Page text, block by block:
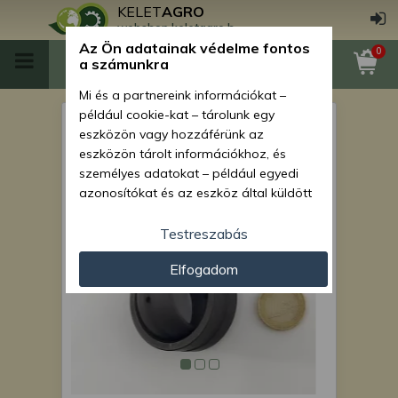
KELETAGRO
webshop.keletagro.hu
0
MTZ kormány munkahenger
csapágy (orbitos, egyenes
hídhoz
Az Ön adatainak védelme fontos
a számunkra
Mi és a partnereink információkat –
például cookie-kat – tárolunk egy
eszközön vagy hozzáférünk az
eszközön tárolt információkhoz, és
személyes adatokat – például egyedi
azonosítókat és az eszköz által küldött
személyre szabott hirdetések és
tartalom nyújtásához, hirdetés- és
tartalomméréshez, nézettségi adatok
gyűjtéséhez, valamint termékek
kifejlesztéséhez és a termékek
javításához. Az Ön engedélyével mi és a
partnereink eszközleolvasásos
módszerrel szerzett pontos geolokációs
Testreszabás
Elfogadom